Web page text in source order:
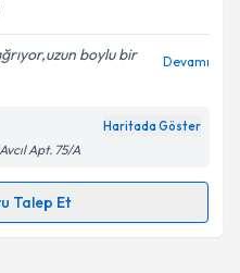
ilişkin
Aydınlatma
verilerimin belirtilen
kabul ediyorum.
boylu bir
Devamı
Haritada Göster
Apt. 75/A
Talep Et